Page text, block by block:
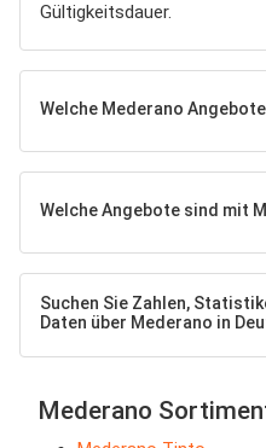
Gültigkeitsdauer.
Welche Mederano
Welche Angebote sind mit
Suchen Sie Zahlen,
Daten über Mederano in
Mederano